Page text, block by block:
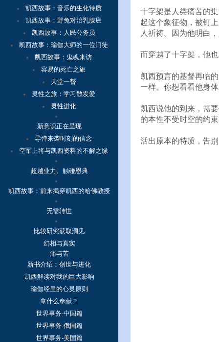
十字架是人类痛苦的
起这个象征物，被钉
人祈祷。因为他明白
而穿越了十字架，他
凯西预言的基督再临
一样。你想看看他身
凯西说他的到来，需
的本性不受时空的约
活出原本的特质，告
凯西故事：音乐的生化特质
凯西故事：野兔对治乳腺癌
凯西故事：人民公务员
凯西故事：瑜伽大师的一位门徒
凯西故事：鬼魂来访
容易的死亡之旅
天堂一瞥
灵性之旅：学习散发爱
灵性进化
新意识正在呈现
导弹来袭时刻的信念
空军上将与凯西资料的不解之缘
超越业力、触碰恩典
凯西故事： 前来揭穿凯西的哈佛教授
无需转世
比较研究获取洞见
幻相与真实
痛与苦
新书介绍：创世与进化
凯西解读对我的巨大影响
瑜伽经里的心灵原则
拿什么奉献？
世界事务-中国篇
世界事务-俄国篇
世界事务-美国篇